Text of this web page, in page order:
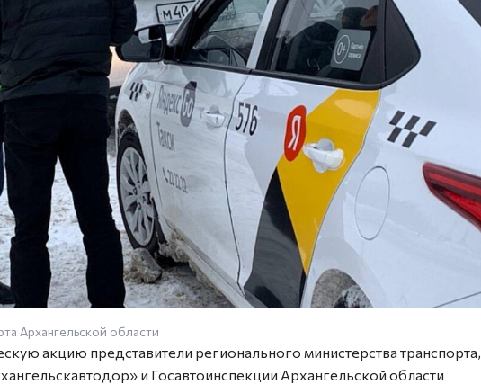
Архангельской области
акцию представители регионального министерства транспорта,
и Госавтоинспекции Архангельской области